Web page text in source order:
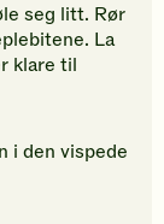
seg litt. Rør
La
klare til
i den vispede